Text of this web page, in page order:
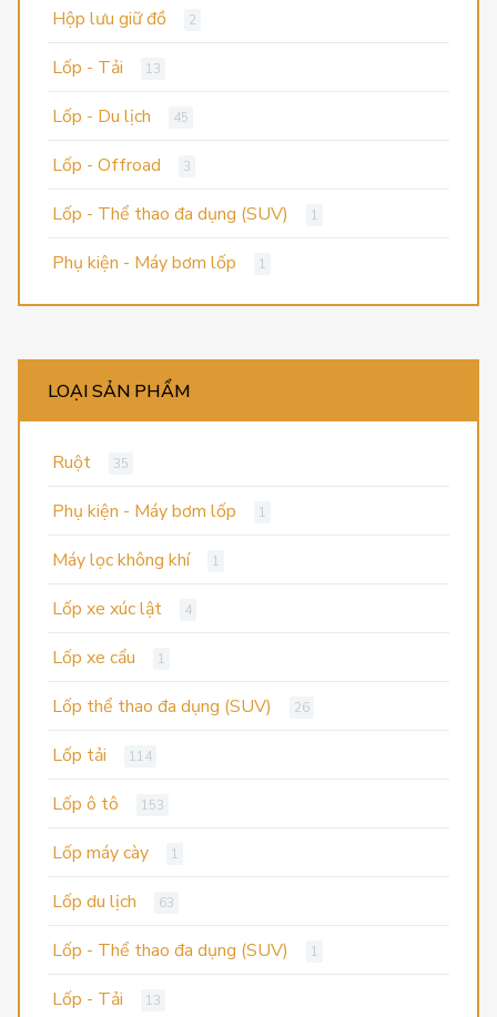
Hộp lưu giữ đồ 2
Lốp - Tải 13
Lốp - Du lịch 45
Lốp - Offroad 3
Lốp - Thể thao đa dụng (SUV) 1
Phụ kiện - Máy bơm lốp 1
LOẠI SẢN PHẨM
Ruột 35
Phụ kiện - Máy bơm lốp 1
Máy lọc không khí 1
Lốp xe xúc lật 4
Lốp xe cẩu 1
Lốp thể thao đa dụng (SUV) 26
Lốp tải 114
Lốp ô tô 153
Lốp máy cày 1
Lốp du lịch 63
Lốp - Thể thao đa dụng (SUV) 1
Lốp - Tải 13